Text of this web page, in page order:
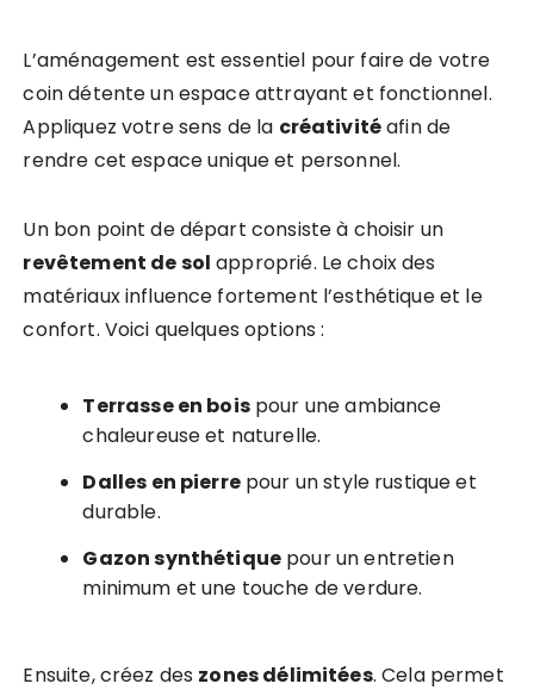
L’aménagement est essentiel pour faire de votre
coin détente un espace attrayant et fonctionnel.
Appliquez votre sens de la créativitéafin de
rendre cet espace unique et personnel.
Un bon point de départ consiste à choisir un
revêtement de sol approprié. Le choix des
matériaux influence fortement l’esthétique et le
confort. Voici quelques options :
Terrasse en boispour une ambiance
chaleureuse et naturelle.
Dalles en pierrepour un style rustique et
durable.
Gazon synthétique pour un entretien
minimum et une touche de verdure.
Ensuite, créez des zones délimitées. Cela permet